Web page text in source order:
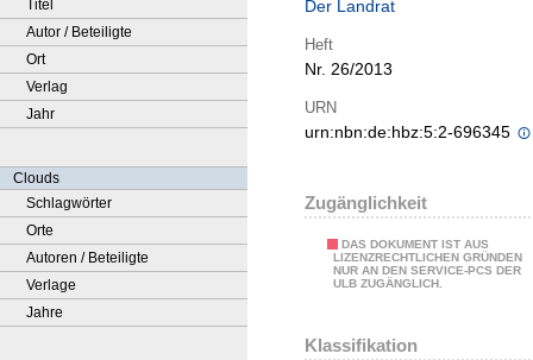
Titel
Autor / Beteiligte
Ort
Verlag
Jahr
Clouds
Schlagwörter
Orte
Autoren / Beteiligte
Verlage
Jahre
Der Landrat
Heft
Nr. 26/2013
URN
urn:nbn:de:hbz:5:2-696345
Zugänglichkeit
DAS DOKUMENT IST AUS
LIZENZRECHTLICHEN GRÜNDEN
NUR AN DEN SERVICE-PCS DER
ULB ZUGÄNGLICH.
Klassifikation